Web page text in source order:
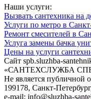
Наши услуги:
Вызвать сантехника на
Услуги по метро в
Ремонт смесителей в
Услуга замены бачка
Цены на услуги
Сайт spb.sluzhba-
«САНТЕХСЛУЖБА
Не является публичной
199178, Санкт-
e-mail: info@sluzhba-